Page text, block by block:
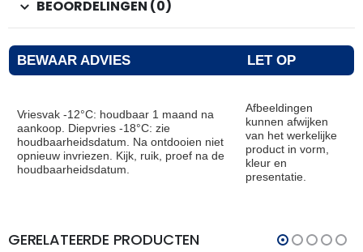
BEOORDELINGEN (0)
BEWAAR ADVIES LET OP
Vriesvak -12°C: houdbaar 1 maand na
aankoop. Diepvries -18°C: zie
houdbaarheidsdatum. Na ontdooien niet
opnieuw invriezen. Kijk, ruik, proef na de
houdbaarheidsdatum.
Afbeeldingen
kunnen afwijken
van het werkelijke
product in vorm,
kleur en
presentatie.
GERELATEERDE PRODUCTEN
THT:
31-